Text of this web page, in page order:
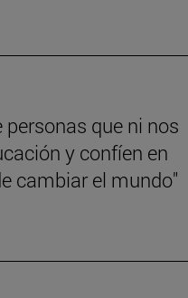
que ni nos
y confíen en
cambiar el mundo"